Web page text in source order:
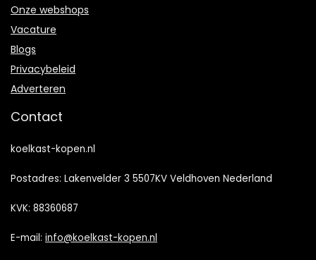
Onze webshops
Vacature
Blogs
Privacybeleid
Adverteren
Contact
koelkast-kopen.nl
Postadres: Lakenvelder 3 5507KV Veldhoven Nederland
KVK: 88360687
E-mail: info@koelkast-kopen.nl